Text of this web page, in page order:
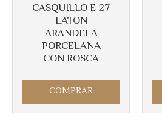
CASQUILLO E-27
LATON
ARANDELA
PORCELANA
CON ROSCA
COMPRAR